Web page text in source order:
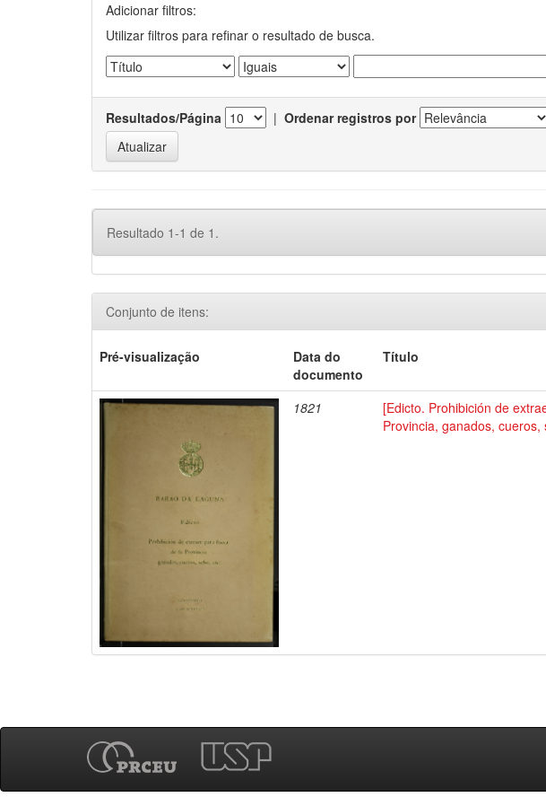
Adicionar filtros:
Utilizar filtros para refinar o resultado de busca.
Resultados/Página | Ordenar registros por
Resultado 1-1 de 1.
Conjunto de itens:
Pré-visualização
Data do
documento
Título
1821
[Edicto. Prohibición de
Provincia, ganados, cueros,